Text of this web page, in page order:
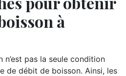
à
n’est pas la seule condition
de débit de boisson. Ainsi, les